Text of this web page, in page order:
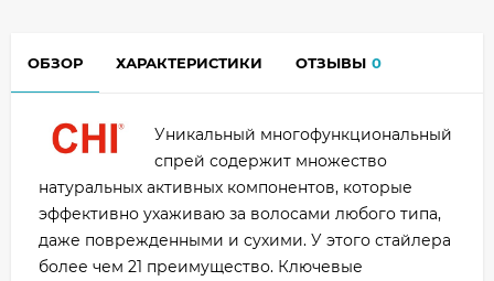
ОБЗОР ХАРАКТЕРИСТИКИ ОТЗЫВЫ 0
Уникальный многофункциональный
спрей содержит множество
натуральных активных компонентов, которые
эффективно ухаживаю за волосами любого типа,
даже поврежденными и сухими. У этого стайлера
более чем 21 преимущество. Ключевые